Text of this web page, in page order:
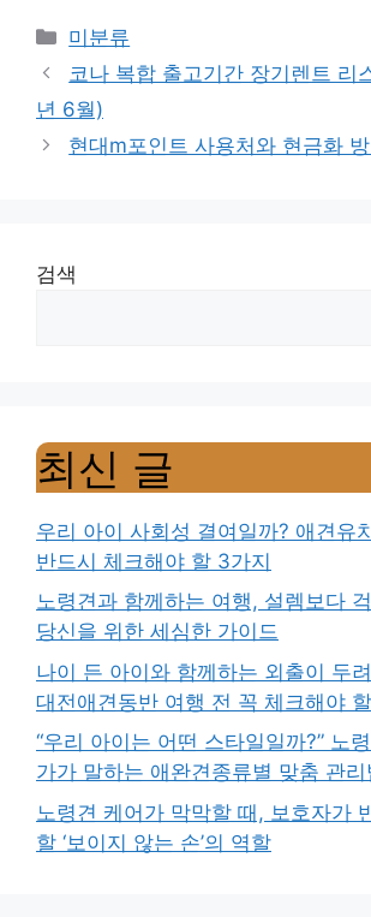
Categories
미분류
코나 복합 출고기간 장기렌트 리
년 6월)
현대m포인트 사용처와 현금화
검색
최신 글
우리 아이 사회성 결여일까? 애견유
반드시 체크해야 할 3가지
노령견과 함께하는 여행, 설렘보다
당신을 위한 세심한 가이드
나이 든 아이와 함께하는 외출이 두
대전애견동반 여행 전 꼭 체크해야
“우리 아이는 어떤 스타일일까?” 노
가가 말하는 애완견종류별 맞춤 관리
노령견 케어가 막막할 때, 보호자가
할 ‘보이지 않는 손’의 역할